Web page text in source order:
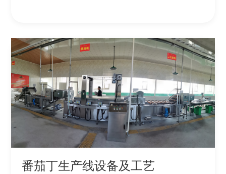
番茄丁生产线设备及工艺